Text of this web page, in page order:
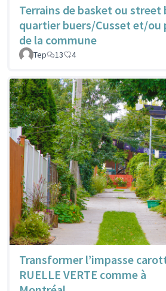
Terrains de basket ou street
quartier buers/Cusset et/ou
de la commune
Tep 13 4
Transformer l’impasse
RUELLE VERTE comme à